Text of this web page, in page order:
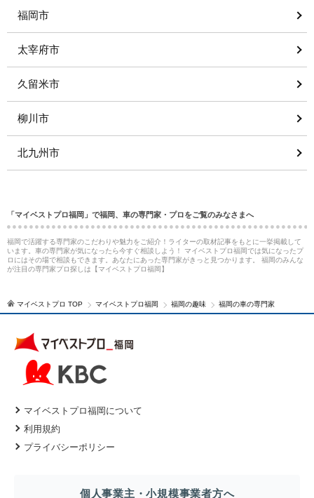
福岡市
太宰府市
久留米市
柳川市
北九州市
「マイベストプロ福岡」で福岡、車の専門家・プロをご覧のみなさまへ
福岡で活躍する専門家のこだわりや魅力をご紹介！ライターの取材記事をもとに一挙掲載して
います。車の専門家が気になったら今すぐ相談しよう！ マイベストプロ福岡では気になったプ
ロにはその場で相談もできます。あなたにあった専門家がきっと見つかります。 福岡のみんな
が注目の専門家プロ探しは【マイベストプロ福岡】
マイベストプロ TOP マイベストプロ福岡 福岡の趣味 福岡の車の専門家
マイベストプロ福岡について
利用規約
プライバシーポリシー
個人事業主・小規模事業者方へ